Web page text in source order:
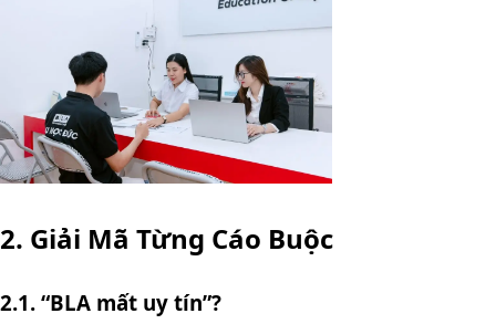
2. Giải Mã Từng Cáo Buộc
2.1. “BLA mất uy tín”?